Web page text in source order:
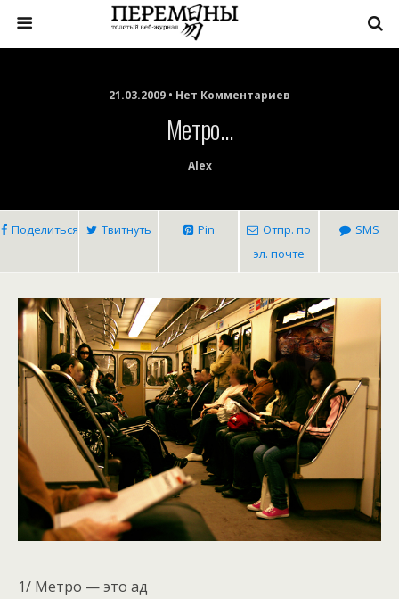
21.03.2009 • Нет Комментариев
Метро…
Alex
Поделиться Твитнуть Pin
Отпр. по
эл. почте
SMS
1/ Метро — это ад